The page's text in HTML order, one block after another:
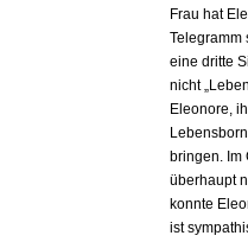
Frau hat
Telegramm
eine dritte
nicht
Eleonore,
bringen. Im
überhaupt
konnte
ist